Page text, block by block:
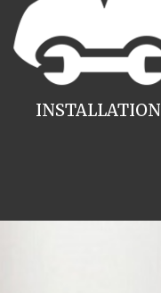
INSTALLATION